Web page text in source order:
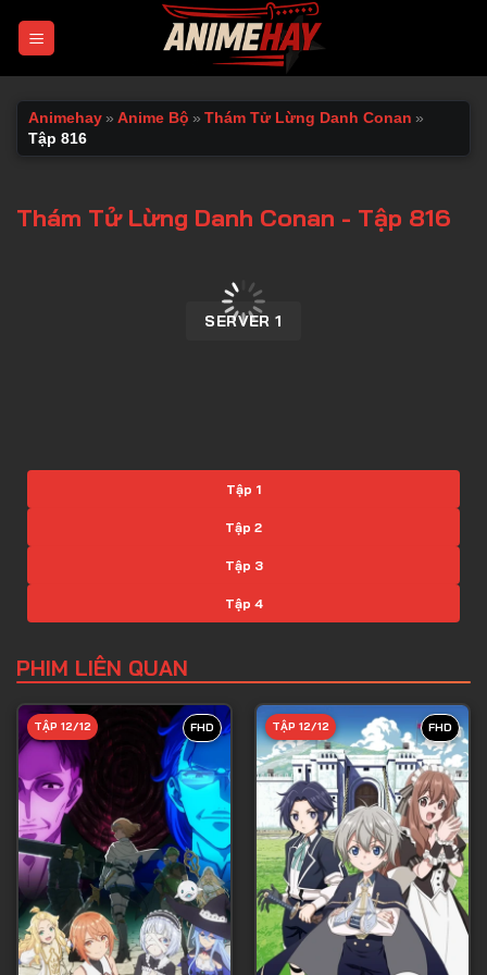
Animehay » Anime Bộ » Thám Tử Lừng Danh Conan »
Tập 816
Thám Tử Lừng Danh Conan - Tập 816
SERVER 1
Tập 1
Tập 2
Tập 3
Tập 4
Tập 6
Tập 7
Tập 8
Tập 9
Tập 10
Tập 11
Tập 12
Tập 13
PHIM LIÊN QUAN
FHD
TẬP 12/12 FHD
TẬP 12/12